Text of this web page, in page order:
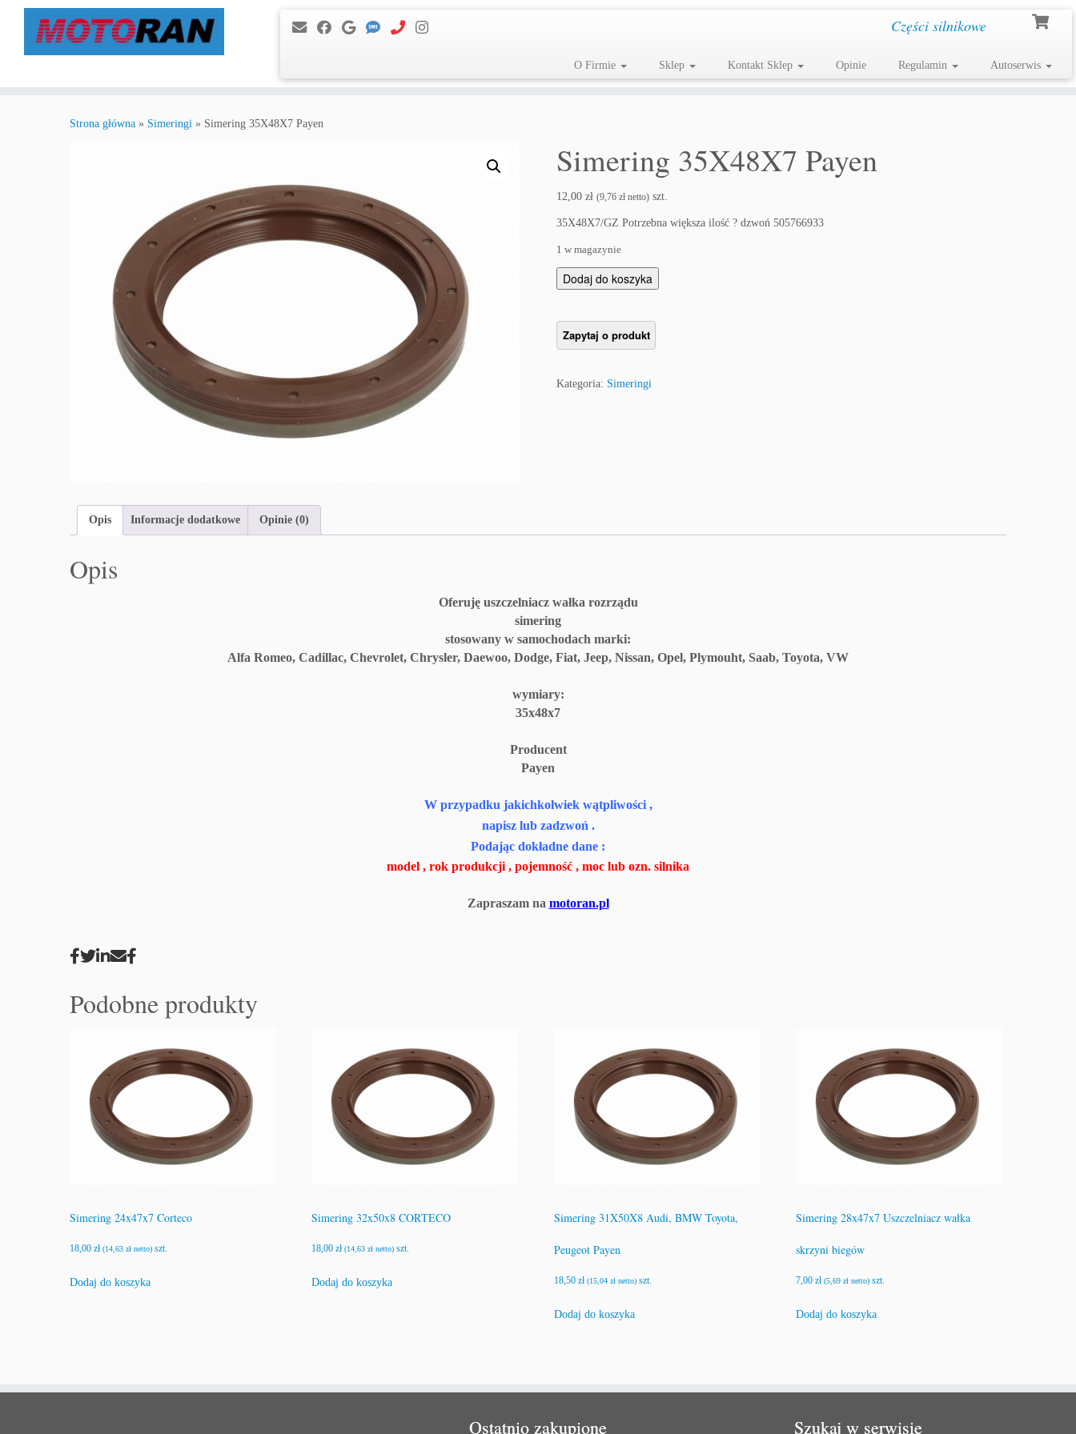
Części silnikowe
O Firmie Sklep Kontakt Sklep Opinie Regulamin Autoserwis
Strona główna » Simeringi » Simering 35X48X7 Payen
Simering 35X48X7 Payen
12,00zł (9,76zł netto) szt.
35X48X7/GZ Potrzebna większa ilość ? dzwoń 505766933
1 w magazynie
l
ć
i
X
7
P
a
y
n
Dodaj do koszyka
Kategoria: Simeringi
Opis Informacje dodatkowe Opinie (0)
Opis
Oferuję uszczelniacz wałka rozrządu
simering
stosowany w samochodach marki:
Alfa Romeo, Cadillac, Chevrolet, Chrysler, Daewoo, Dodge, Fiat, Jeep, Nissan, Opel, Plymouht, Saab, Toyota, VW
wymiary:
35x48x7
Producent
Payen
W przypadku jakichkolwiek wątpliwości ,
napisz lub zadzwoń .
Podając dokładne dane :
model , rok produkcji , pojemność , moc lub ozn. silnika
Zapraszam na motoran.pl
Podobne produkty
Simering 24x47x7 Corteco
18,00 zł (14,63 zł netto) szt.
Dodaj do koszyka
Simering 32x50x8 CORTECO
18,00zł (14,63zł netto) szt.
Dodaj do koszyka
Simering 31X50X8 Audi, BMW Toyota,
Peugeot Payen
18,50 zł (15,04 złnetto)szt.
Dodaj do koszyka
Simering 28x47x7 Uszczelniacz wałka
skrzyni biegów
7,00zł (5,69zł netto) szt.
Dodaj do koszyka
Ostatnio zakupione Szukaj w serwisie